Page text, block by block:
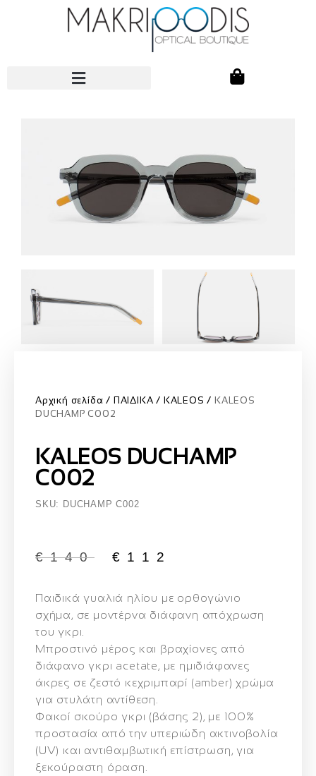
Αρχική σελίδα ΠΑΙΔΙΚΑ KALEOS
KALEOS
DUCHAMP C002
KALEOS DUCHAMP
C002
SKU: DUCHAMP C002
€140 € 112
Παιδικά γυαλιά ηλίου με ορθογώνιο
σχήμα, σε μοντέρνα διάφανη απόχρωση
του γκρι.
Μπροστινό μέρος και βραχίονες από
διάφανο γκρι acetate, με ημιδιάφανες
άκρες σε ζεστό κεχριμπαρί (amber) χρώμα
για στυλάτη αντίθεση.
Φακοί σκούρο γκρι (βάσης 2), με 100%
προστασία από την υπεριώδη ακτινοβολία
(UV) και αντιθαμβωτική επίστρωση, για
ξεκούραστη όραση.